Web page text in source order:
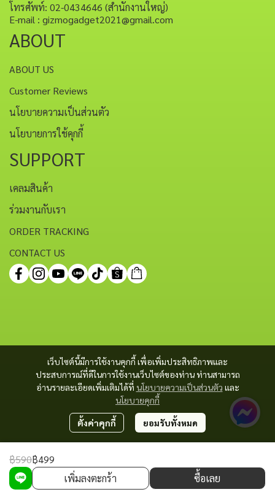
฿590฿499
เพิ่มลงตะกร้า
ซื้อเลย
เว็บไซต์นี้มีการใช้งานคุกกี้ เพื่อเพิ่มประสิทธิภาพและ
ประสบการณ์ที่ดีในการใช้งานเว็บไซต์ของท่าน ท่านสามารถ
อ่านรายละเอียดเพิ่มเติมได้ที่ นโยบายความเป็นส่วนตัว และ
นโยบายคุกกี้
ตั้งค่าคุกกี้ ยอมรับทั้งหมด
โทรศัพท์: 02-0434646 (สำนักงานใหญ่)
E-mail : gizmogadget2021@gmail.com
ABOUT
ABOUT US
Customer Reviews
นโยบายความเป็นส่วนตัว
นโยบายการใช้คุกกี้
SUPPORT
เคลมสินค้า
ร่วมงานกับเรา
ORDER TRACKING
CONTACT US
Copyright 2023 | All Rights Reserved | Powered by MWE